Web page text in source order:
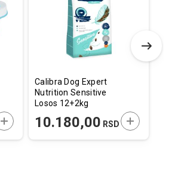
DODAJTE U KORPU
listu
želja
Calibra Dog Expert
Nutrition Sensitive
Losos 12+2kg
10.180,00 RSD DODAJTE U